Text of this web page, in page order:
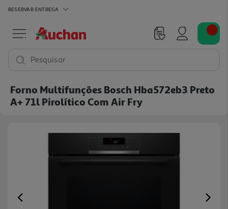
RESERVAR ENTREGA
Pesquisar
Forno Multifunções Bosch Hba572eb3 Preto
A+ 71l Pirolítico Com Air Fry
Previous